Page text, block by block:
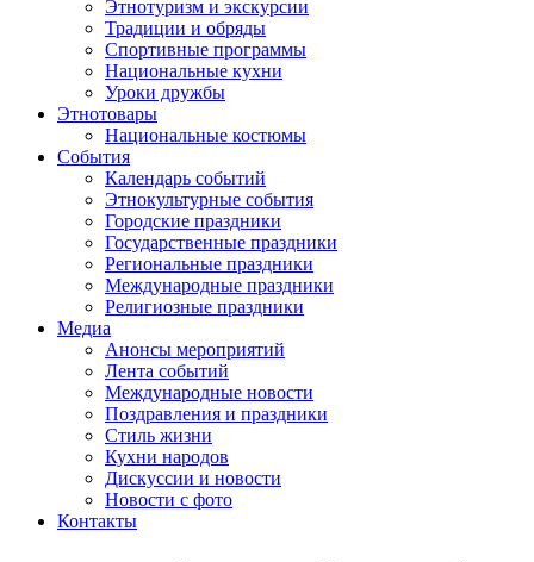
Этнотуризм и экскурсии
Традиции и обряды
Спортивные программы
Национальные кухни
Уроки дружбы
Этнотовары
Национальные костюмы
События
Календарь событий
Этнокультурные события
Городские праздники
Государственные праздники
Региональные праздники
Международные праздники
Религиозные праздники
Медиа
Анонсы мероприятий
Лента событий
Международные новости
Поздравления и праздники
Cтиль жизни
Кухни народов
Дискуссии и новости
Новости с фото
Контакты